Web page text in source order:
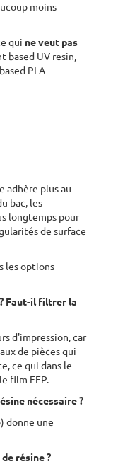
moins
qui ne veut pas
based UV resin,
PLA
adhère plus au
bac, les
longtemps pour
de surface
les options
Faut-il filtrer la
d'impression, car
de pièces qui
ce qui dans le
film FEP.
nécessaire ?
donne une
résine ?